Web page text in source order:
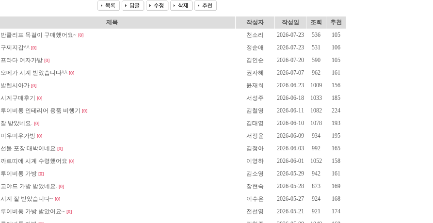
제목 작성자 작성일 조회
추천
반클리프 목걸이 구매했어요~ [0] 천소리 2026-07-23 536
105
구찌지갑^^ [0] 정순애 2026-07-23 531
106
프라다 여자가방 [0] 김인순 2026-07-20 590
105
오메가 시계 받았습니다^^ [0] 권자혜 2026-07-07 962
161
발렌시아가 [0] 윤재희 2026-06-23 1009
156
시계구매후기 [0] 서성주 2026-06-18 1033
185
루이비통 인테리어 용품 비행기 [0] 김철영 2026-06-11 1082
224
잘 받았네요. [0] 김태영 2026-06-10 1078
193
미우미우가방 [0] 서정윤 2026-06-09 934
195
선물 포장 대박이네요 [0] 김정아 2026-06-03 992
165
까르띠에 시계 수령했어요 [0] 이영하 2026-06-01 1052
158
루이비통 가방 [0] 김소영 2026-05-29 942
161
고야드 가방 받았네요. [0] 장현숙 2026-05-28 873
169
시계 잘 받았습니다~ [0] 이수은 2026-05-27 924
168
루이비통 가방 받았어요~ [0] 전선영 2026-05-21 921
174